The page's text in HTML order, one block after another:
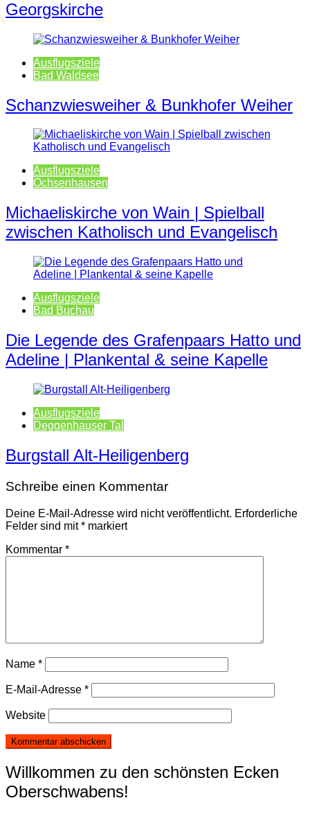
Georgskirche
Ausflugsziele
Bad Waldsee
Schanzwiesweiher & Bunkhofer Weiher
Ausflugsziele
Ochsenhausen
Michaeliskirche von Wain | Spielball
zwischen Katholisch und Evangelisch
Ausflugsziele
Bad Buchau
Die Legende des Grafenpaars Hatto und
Adeline | Plankental & seine Kapelle
Ausflugsziele
Deggenhauser Tal
Burgstall Alt-Heiligenberg
Schreibe einen Kommentar
Deine E-Mail-Adresse wird nicht veröffentlicht. Erforderliche
Felder sind mit* markiert
Kommentar *
Name *
E-Mail-Adresse *
Website
Willkommen zu den schönsten Ecken
Oberschwabens!